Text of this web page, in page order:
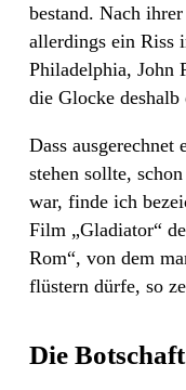
bestand. Nach
allerdings ein Riss
Philadelphia, John
die Glocke deshalb
Dass
stehen sollte,
war, finde ich
Film „Gladiator“
Rom“, von dem
flüstern dürfe, so
Die